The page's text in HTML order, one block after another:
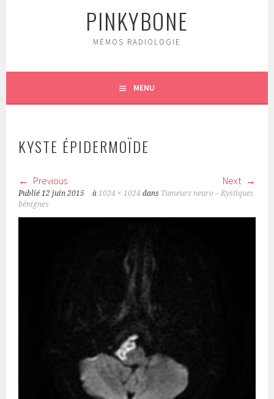
PINKYBONE
MÉMOS RADIOLOGIE
MENU
KYSTE ÉPIDERMOÏDE
Previous Next
Publié12 juin 2015 à1024 × 1024 dans Tumeurs neuro – Kystiques
bénignes